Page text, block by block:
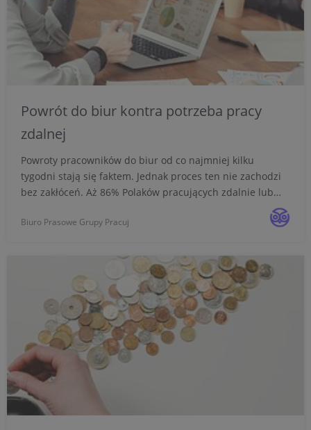
Powrót do biur kontra potrzeba pracy
zdalnej
Powroty pracowników do biur od co najmniej kilku
tygodni stają się faktem. Jednak proces ten nie zachodzi
bez zakłóceń. Aż 86% Polaków pracujących zdalnie lub
hybrydowo badanych przez Pracuj.pl deklaruje, że także
w przyszłości chcą wykonywać obowiązki w tych
Biuro Prasowe Grupy Pracuj